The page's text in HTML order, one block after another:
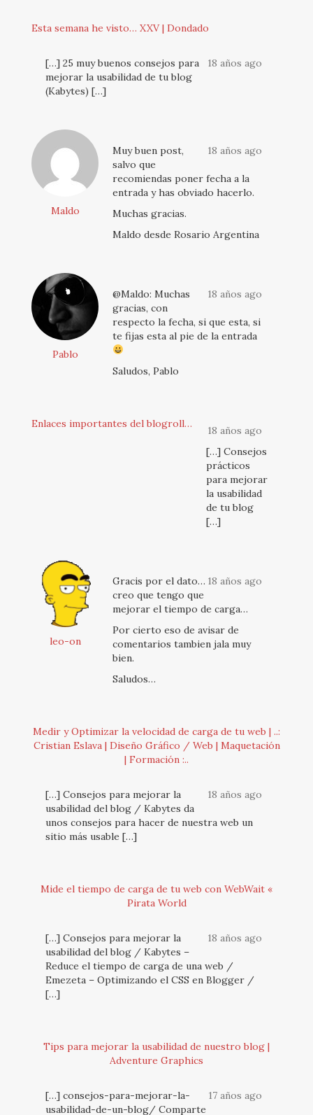
Esta semana he visto… XXV | Dondado
18 años ago
[…] 25 muy buenos consejos para
mejorar la usabilidad de tu blog
(Kabytes) […]
Maldo
18 años ago
Muy buen post,
salvo que
recomiendas poner fecha a la
entrada y has obviado hacerlo.
Muchas gracias.
Maldo desde Rosario Argentina
Pablo
18 años ago
@Maldo: Muchas
gracias, con
respecto la fecha, si que esta, si
te fijas esta al pie de la entrada
Saludos, Pablo
Enlaces importantes del blogroll…
18 años ago
[…] Consejos
prácticos
para mejorar
la usabilidad
de tu blog
[…]
leo-on
18 años ago
Gracis por el dato…
creo que tengo que
mejorar el tiempo de carga…
Por cierto eso de avisar de
comentarios tambien jala muy
bien.
Saludos…
Medir y Optimizar la velocidad de carga de tu web | ..:
Cristian Eslava | Diseño Gráfico / Web | Maquetación
| Formación :..
18 años ago
[…] Consejos para mejorar la
usabilidad del blog / Kabytes da
unos consejos para hacer de nuestra web un
sitio más usable […]
Mide el tiempo de carga de tu web con WebWait «
Pirata World
18 años ago
[…] Consejos para mejorar la
usabilidad del blog / Kabytes –
Reduce el tiempo de carga de una web /
Emezeta – Optimizando el CSS en Blogger /
[…]
Tips para mejorar la usabilidad de nuestro blog |
Adventure Graphics
17 años ago
[…] consejos-para-mejorar-la-
usabilidad-de-un-blog/ Comparte